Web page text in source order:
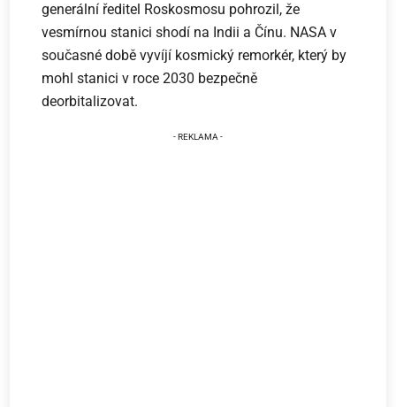
generální ředitel Roskosmosu pohrozil, že
vesmírnou stanici shodí na Indii a Čínu. NASA v
současné době vyvíjí kosmický remorkér, který by
mohl stanici v roce 2030 bezpečně
deorbitalizovat.